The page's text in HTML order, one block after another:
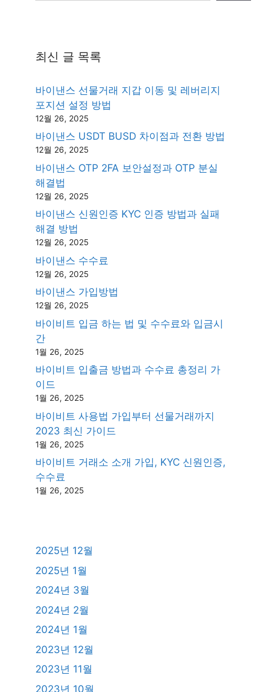
최신 글 목록
바이낸스 선물거래 지갑 이동 및 레버리지
포지션 설정 방법
12월 26, 2025
바이낸스 USDT BUSD 차이점과 전환 방법
12월 26, 2025
바이낸스 OTP 2FA 보안설정과 OTP 분실
해결법
12월 26, 2025
바이낸스 신원인증 KYC 인증 방법과 실패
해결 방법
12월 26, 2025
바이낸스 수수료
12월 26, 2025
바이낸스 가입방법
12월 26, 2025
바이비트 입금 하는 법 및 수수료와 입금시
간
1월 26, 2025
바이비트 입출금 방법과 수수료 총정리 가
이드
1월 26, 2025
바이비트 사용법 가입부터 선물거래까지
2023 최신 가이드
1월 26, 2025
바이비트 거래소 소개 가입, KYC 신원인증,
수수료
1월 26, 2025
2025년 12월
2025년 1월
2024년 3월
2024년 2월
2024년 1월
2023년 12월
2023년 11월
2023년 10월